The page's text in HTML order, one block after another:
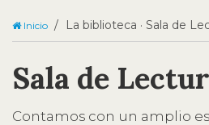
catálogo
Inicio La biblioteca · Sala de
Sala de
Contamos con un amplio